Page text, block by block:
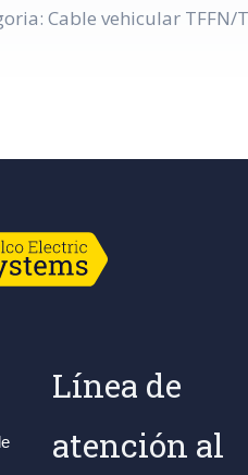
Cable vehicular
Línea de
atención al